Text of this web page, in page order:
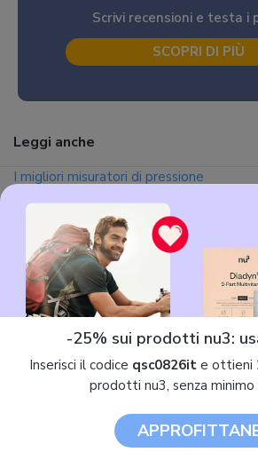
Scrivi recensioni e testa i
SCOPRI DI PIÙ
Leggi anche
I migliori misuratori di pressione
Medisana 51160 BU
-25% sui prodotti nu3:
Inserisci il codice qsc0826ite ottieni
prodotti nu3, senza minimo